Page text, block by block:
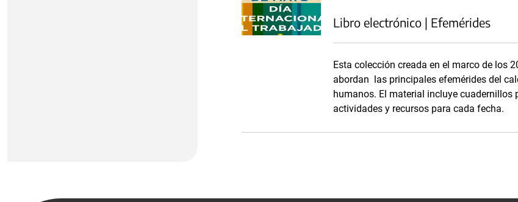
Libro electrónico | Efemérides
Esta colección creada en el marco de los
abordan las principales efemérides del
humanos. El material incluye cuadernillos
actividades y recursos para cada fecha.